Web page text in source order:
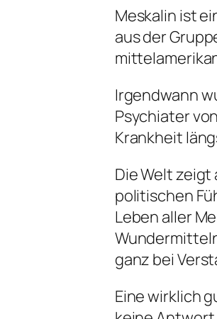
Meskalin ist
aus der
Irgendwann
Psychiater
Krankheit
Die Welt
politischen
Leben aller
ganz bei
Eine wirklich